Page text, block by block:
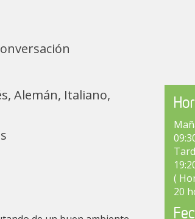
Alemán, Italiano,
(
20